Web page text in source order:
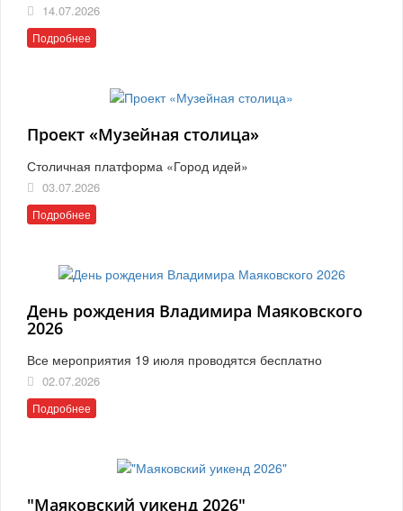
14.07.2026
Подробнее
Проект «Музейная столица»
Столичная платформа «Город идей»
03.07.2026
Подробнее
День рождения Владимира Маяковского
2026
Все мероприятия 19 июля проводятся бесплатно
02.07.2026
Подробнее
"Маяковский уикенд 2026"